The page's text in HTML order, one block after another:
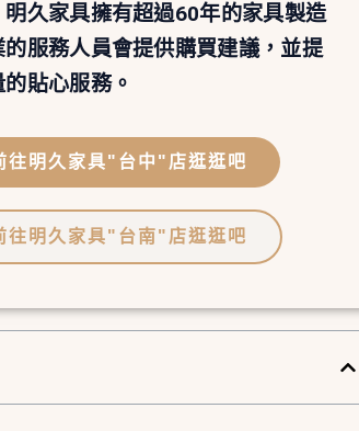
久家具擁有超過60年的家具製造
服務人員會提供購買建議，並提
貼心服務。
往明久家具"台中"店逛逛吧
往明久家具"台南"店逛逛吧